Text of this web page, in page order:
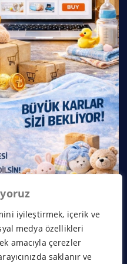
iyileştirmek, içerik ve
medya özellikleri
amacıyla çerezler
saklanır ve